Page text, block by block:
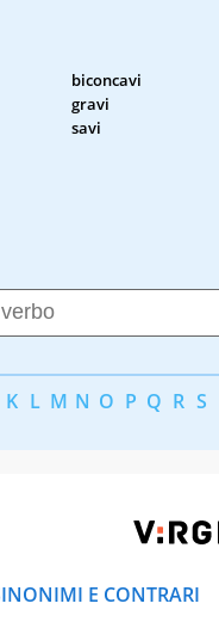
biconcavi
gravi
savi
K L M N O P Q R S
E CONTRARI